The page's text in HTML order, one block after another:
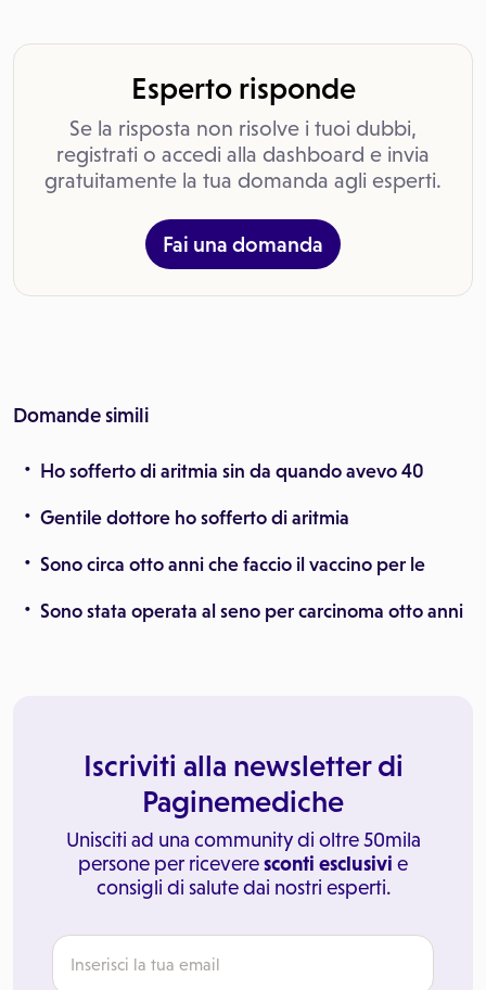
Esperto risponde
Se la risposta non risolve i tuoi dubbi,
registrati o accedi alla dashboard e invia
gratuitamente la tua domanda agli esperti.
Fai una domanda
Domande simili
Ho sofferto di aritmia sin da quando avevo 40
Gentile dottore ho sofferto di aritmia
Sono circa otto anni che faccio il vaccino per le
Sono stata operata al seno per carcinoma otto anni
Iscriviti alla newsletter di
Paginemediche
Unisciti ad una community di oltre 50mila
persone per riceveresconti esclusivi e
consigli di salute dai nostri esperti.